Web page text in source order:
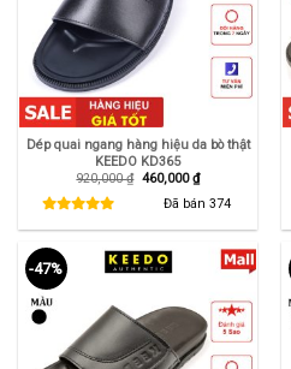
Dép quai ngang hàng hiệu da bò thật
KEEDO KD365
920,000₫ Giá
460,000₫Giá
hiện
tại
Đã bán 374
-47%